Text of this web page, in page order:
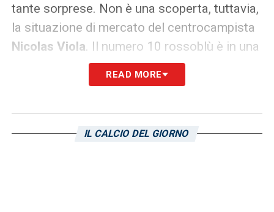
tante sorprese. Non è una scoperta, tuttavia,
la situazione di mercato del centrocampista
Nicolas Viola. Il numero 10 rossoblù è in una
posizione di bilico alCagliari. Dopo l’esonero
Fabio Liverani, ormai non più allenatore
è segnato. Il nuovo allenatore rossoblù
READ MORE
IL CALCIO DEL GIORNO